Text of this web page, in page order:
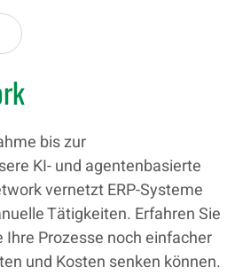
bis zur
KI- und agentenbasierte
vernetzt ERP-Systeme
Tätigkeiten. Erfahren Sie
Ihre Prozesse noch einfacher
und Kosten senken können.